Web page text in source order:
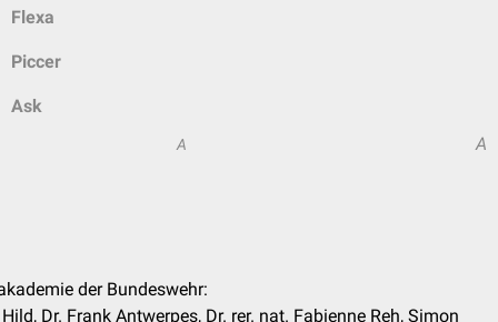
Flexa
Piccer
Ask
A A
der Bundeswehr:
Dr. Frank Antwerpes, Dr. rer. nat. Fabienne Reh, Simon